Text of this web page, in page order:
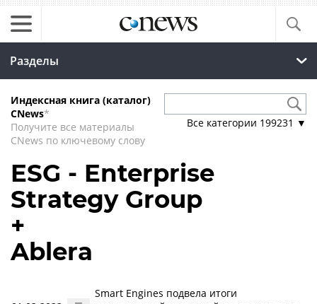
Разделы
Индексная книга (каталог)
CNews*
Получите все материалы
CNews по ключевому слову
Все категории 199231 ▼
ESG - Enterprise
Strategy Group
+
Ablera
Smart Engines подвела итоги